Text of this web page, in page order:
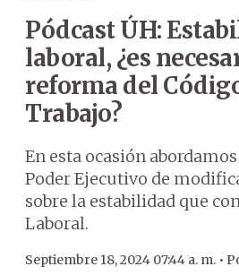
Pódcast ÚH:
laboral, ¿es
reforma del
Trabajo?
En esta ocasión
Poder Ejecutivo de
sobre la estabilidad que
Laboral.
Septiembre 18, 2024 07:44 a. m. •